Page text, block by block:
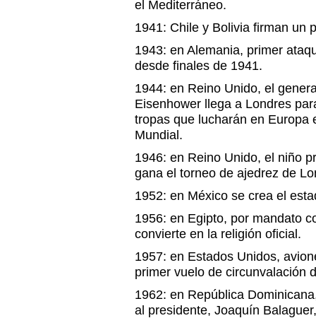
el Mediterráneo.
1941: Chile y Bolivia firman un
1943: en Alemania, primer
desde finales de 1941.
1944: en Reino Unido, el
Eisenhower llega a Londres
tropas que lucharán en Europa
Mundial.
1946: en Reino Unido, el niño
gana el torneo de ajedrez de
1952: en México se crea el
1956: en Egipto, por mandato
convierte en la religión oficial.
1957: en Estados Unidos,
primer vuelo de circunvalación
1962: en República
al presidente, Joaquín